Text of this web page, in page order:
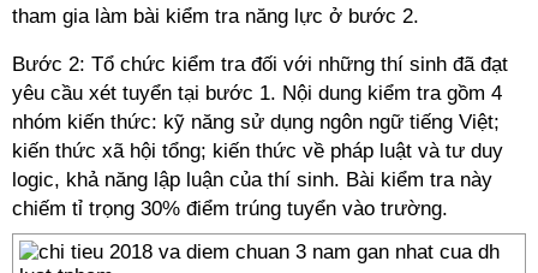
tham gia làm bài kiểm tra năng lực ở bước 2.
Bước 2: Tổ chức kiểm tra đối với những thí sinh đã đạt
yêu cầu xét tuyển tại bước 1. Nội dung kiểm tra gồm 4
nhóm kiến thức: kỹ năng sử dụng ngôn ngữ tiếng Việt;
kiến thức xã hội tổng; kiến thức về pháp luật và tư duy
logic, khả năng lập luận của thí sinh. Bài kiểm tra này
chiếm tỉ trọng 30% điểm trúng tuyển vào trường.